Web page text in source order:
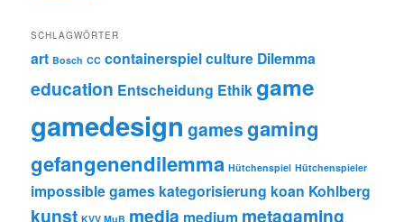
SCHLAGWÖRTER
art Bosch CC containerspielculture Dilemma
education Entscheidung Ethikgame
gamedesign gamesgaming
gefangenendilemma Hütchenspiel Hütchenspieler
impossible games kategorisierung koan Kohlberg
kunst KVV MuB media medium metagaming